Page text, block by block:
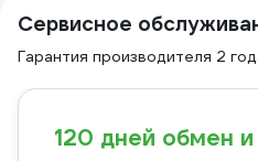
Сервисное
Гарантия производителя 2
120 дней обмен и